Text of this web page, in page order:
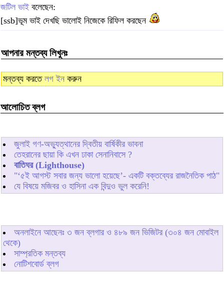
জটিল ভাই বলেছেন:
[ssb]ভূম ভাই দেখছি ভালোই নিজেকে রিফিল করছেন
আপনার মন্তব্য লিখুনঃ
মন্তব্য করতে লগ ইন করুন
আলোচিত ব্লগ
জুলাই গণ-অভ্যুত্থানের দ্বিতীয় বার্ষিকীর ভাবনা
তেহরানের ছায়া কি এখন ঢাকা সেনানিবাসে ?
বাতিঘর (Lighthouse)
"‘৫ই আগস্ট সবার জন্য ভালো হয়েছে’- একটি বক্তব্যের রাজনৈতিক পাঠ"
যে বিষয়ে মজিবর ও হাসিনা এক বিন্দুও ভুল করেনি!
অনলাইনে আছেনঃ ৩ জন ব্লগার ও ৪৮৯ জন ভিজিটর (৩০৪ জন মোবাইল
থেকে)
সাম্প্রতিক মন্তব্য
নোটিশবোর্ড ব্লগ